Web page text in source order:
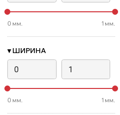
0 мм. 1 мм.
▾ ШИРИНА
0 мм. 1 мм.